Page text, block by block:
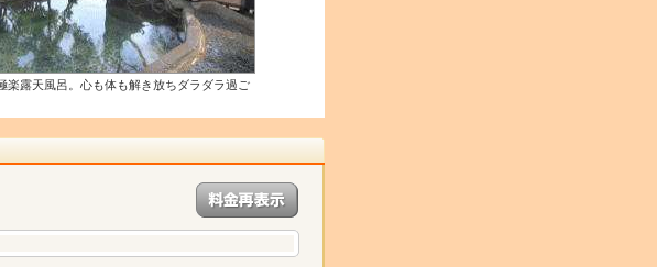
楽露天風呂。心も体も解き放ちダラダラ過ご